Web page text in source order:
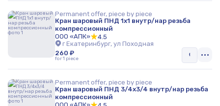
Permanent offer, piece by piece
Кран шаровый ПНД 1x1 внутр/нар резьба
компрессионный
ООО «АПК»
4.5
г Екатеринбург, ул Походная
260 ₽
for 1 piece
Permanent offer, piece by piece
Кран шаровый ПНД 3/4x3/4 внутр/нар резьба
компрессионный